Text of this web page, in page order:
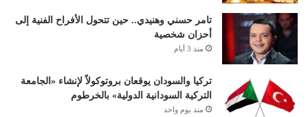
تامر حسني وهنيدي.. حين تتحول الأفراح الفنية إلى
أحزان شخصية
منذ 3 أيام
تركيا والسودان يوقعان بروتوكولاً لإنشاء «الجامعة
التركية السودانية الدولية» بالخرطوم
منذ يوم واحد